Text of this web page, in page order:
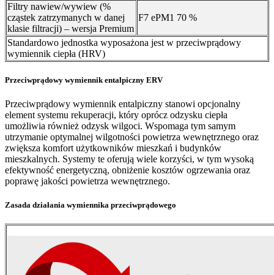
Filtry nawiew/wywiew (%
cząstek zatrzymanych w danej
klasie filtracji) – wersja Premium
F7 ePM1 70 %
Standardowo jednostka wyposażona jest w przeciwprądowy
wymiennik ciepła (HRV)
Przeciwprądowy wymiennik entalpiczny ERV
Przeciwprądowy wymiennik entalpiczny stanowi opcjonalny
element systemu rekuperacji, który oprócz odzysku ciepła
umożliwia również odzysk wilgoci. Wspomaga tym samym
utrzymanie optymalnej wilgotności powietrza wewnętrznego oraz
zwiększa komfort użytkowników mieszkań i budynków
mieszkalnych. Systemy te oferują wiele korzyści, w tym wysoką
efektywność energetyczną, obniżenie kosztów ogrzewania oraz
poprawę jakości powietrza wewnętrznego.
Zasada działania wymiennika przeciwprądowego